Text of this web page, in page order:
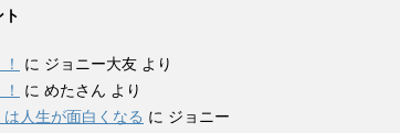
に ジョニー大友 より
に めたさん より
人生が面白くなる に ジョニー